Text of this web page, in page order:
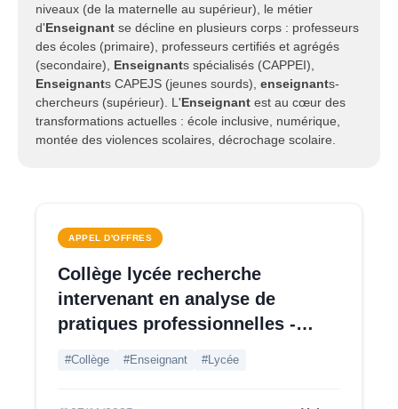
niveaux (de la maternelle au supérieur), le métier
d'Enseignant se décline en plusieurs corps : professeurs
des écoles (primaire), professeurs certifiés et agrégés
(secondaire), Enseignants spécialisés (CAPPEI),
Enseignants CAPEJS (jeunes sourds), enseignants-
chercheurs (supérieur). L'Enseignant est au cœur des
transformations actuelles : école inclusive, numérique,
montée des violences scolaires, décrochage scolaire.
APPEL D'OFFRES
Collège lycée recherche
intervenant en analyse de
pratiques professionnelles -
#Collège #Enseignant #Lycée